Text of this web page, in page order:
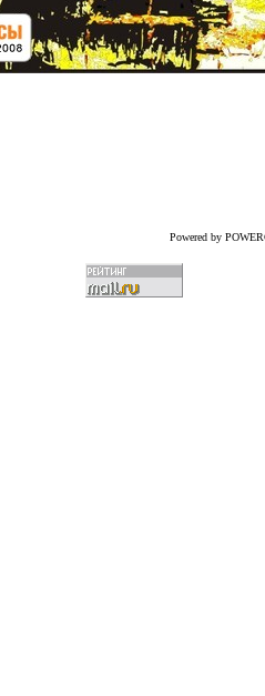
Powered by